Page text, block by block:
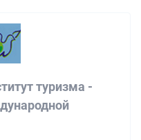
туризма -